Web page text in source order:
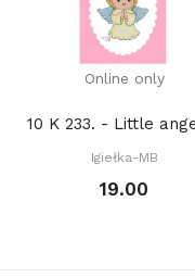
Online only
Igiełka-MB
19.00